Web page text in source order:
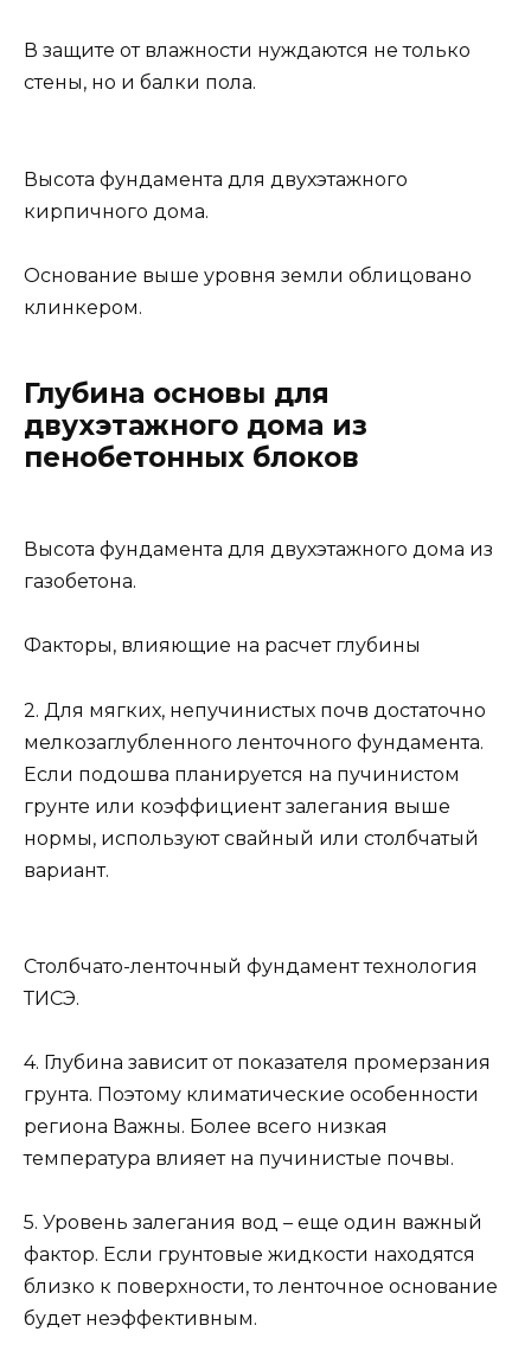
В защите от влажности нуждаются не только
стены, но и балки пола.
Высота фундамента для двухэтажного
кирпичного дома.
Основание выше уровня земли облицовано
клинкером.
Глубина основы для
двухэтажного дома из
пенобетонных блоков
Высота фундамента для двухэтажного дома из
газобетона.
Факторы, влияющие на расчет глубины
2. Для мягких, непучинистых почв достаточно
мелкозаглубленного ленточного фундамента.
Если подошва планируется на пучинистом
грунте или коэффициент залегания выше
нормы, используют свайный или столбчатый
вариант.
Столбчато-ленточный фундамент технология
ТИСЭ.
4. Глубина зависит от показателя промерзания
грунта. Поэтому климатические особенности
региона Важны. Более всего низкая
температура влияет на пучинистые почвы.
5. Уровень залегания вод – еще один важный
фактор. Если грунтовые жидкости находятся
близко к поверхности, то ленточное основание
будет неэффективным.